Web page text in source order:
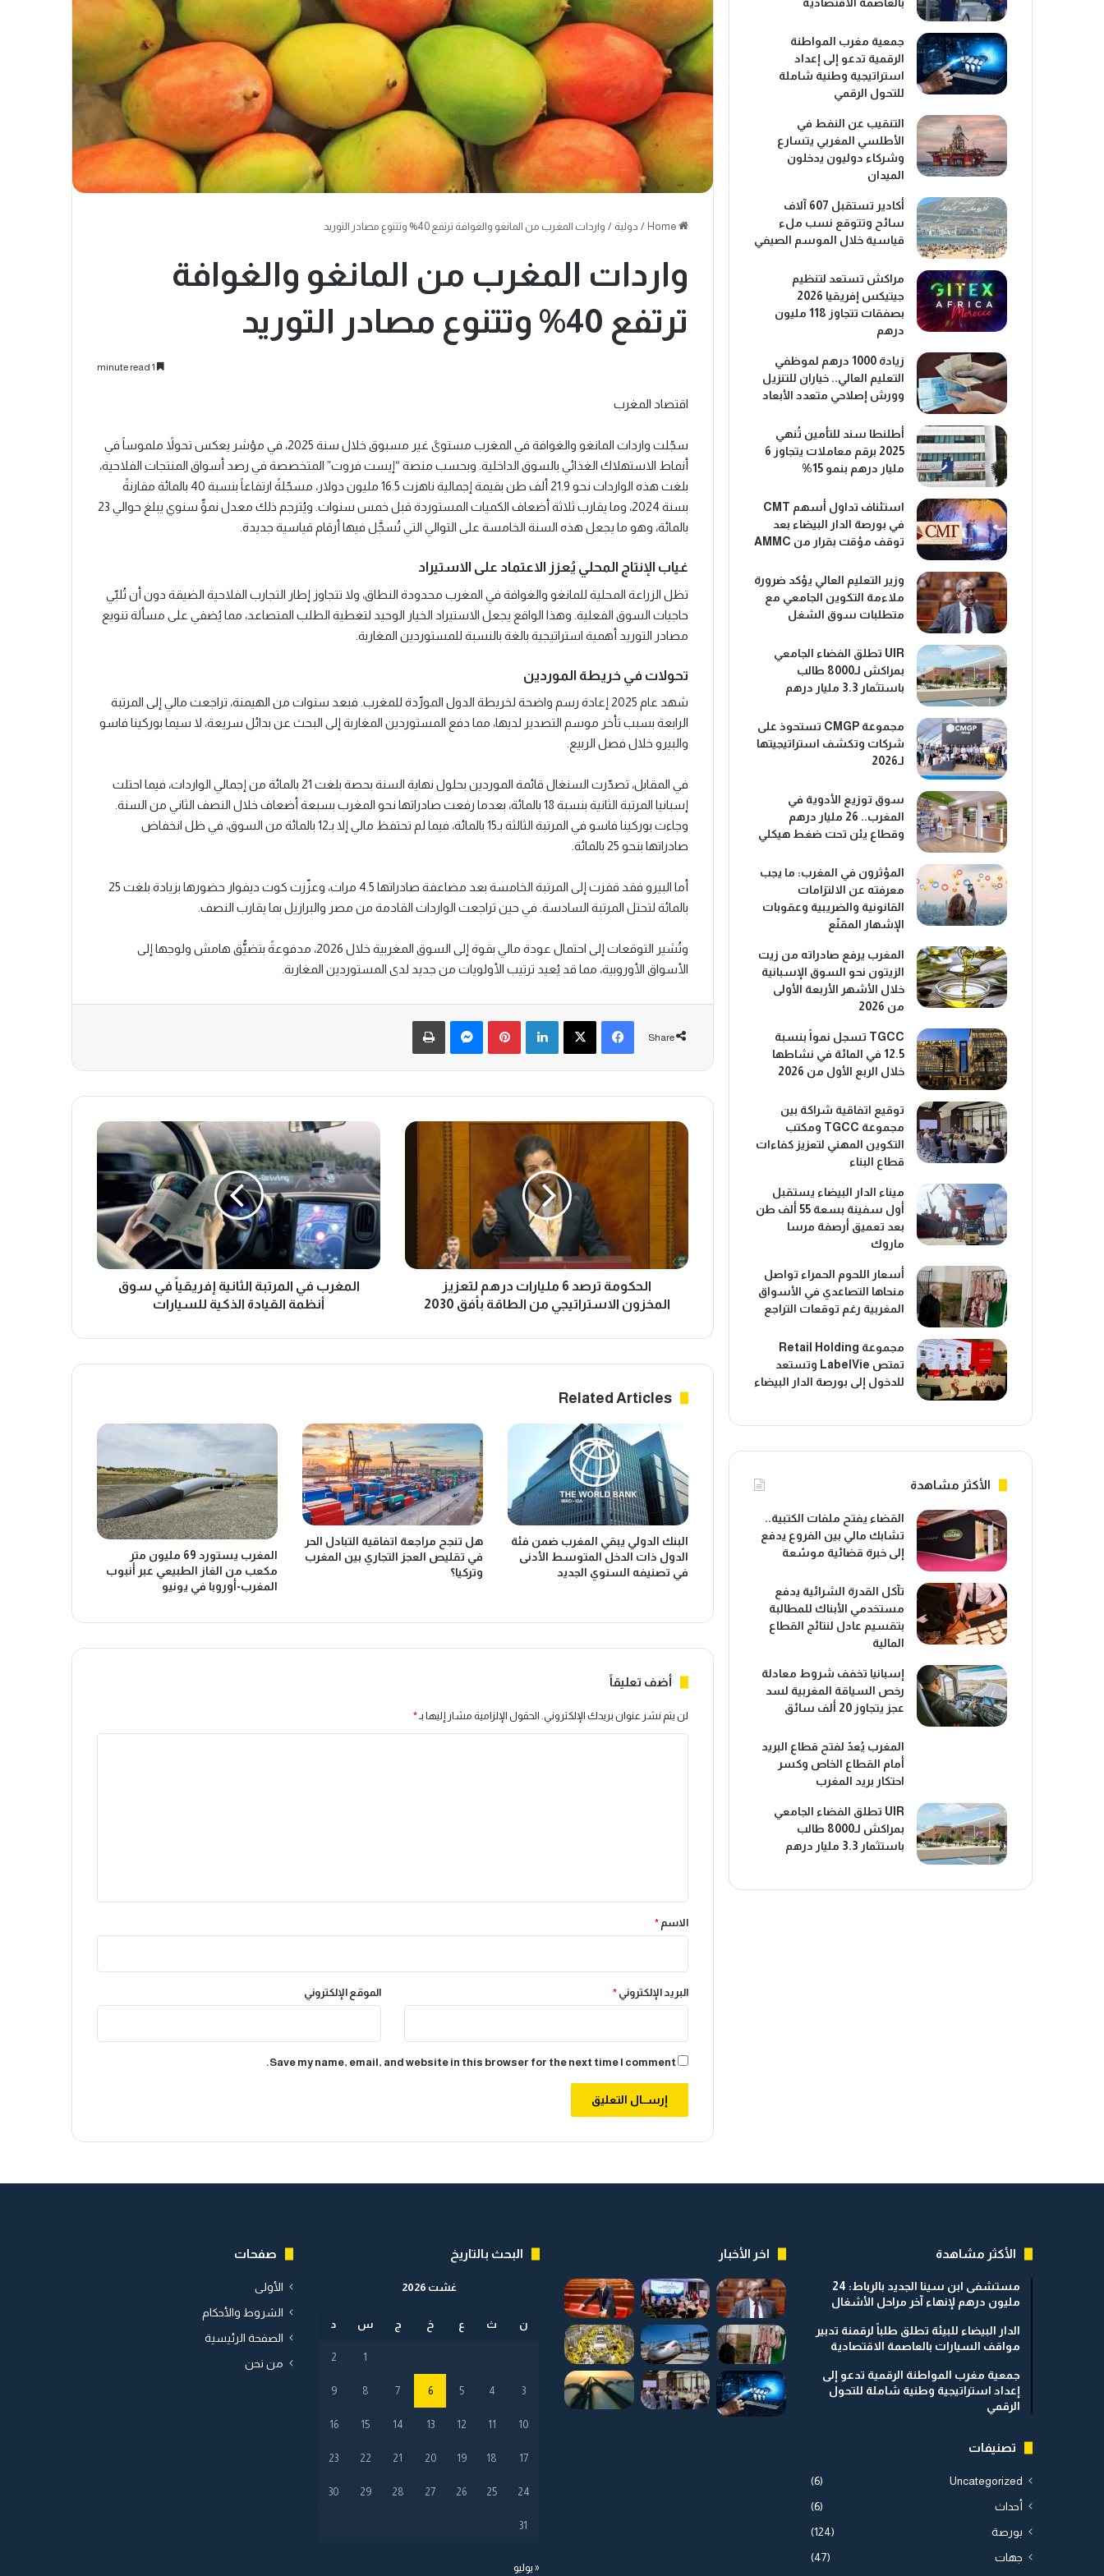
/ دولية / واردات المغرب من المانغو والغوافة ترتفع 40% وتتنوع مصادر التوريد
واردات المغرب من المانغو والغوافة
ترتفع 40% وتتنوع مصادر التوريد
اقتصاد المغرب
سجّلت واردات المانغو والغوافة في المغرب مستوىً غير مسبوق خلال سنة 2025، في مؤشر يعكس تحولاً ملموساً في
أنماط الاستهلاك الغذائي بالسوق الداخلية. وبحسب منصة “إيست فروت” المتخصصة في رصد أسواق المنتجات الفلاحية،
بلغت هذه الواردات نحو 21.9 ألف طن بقيمة إجمالية ناهزت 16.5 مليون دولار، مسجّلةً ارتفاعاً بنسبة 40 بالمائة مقارنةً
بسنة 2024، وما يقارب ثلاثة أضعاف الكميات المستوردة قبل خمس سنوات. ويُترجم ذلك معدل نموٍّ سنوي يبلغ حوالي 23
بالمائة، وهو ما يجعل هذه السنة الخامسة على التوالي التي تُسجَّل فيها أرقام قياسية جديدة.
غياب الإنتاج المحلي يُعزز الاعتماد على الاستيراد
تظل الزراعة المحلية للمانغو والغوافة في المغرب محدودة النطاق، ولا تتجاوز إطار التجارب الفلاحية الضيقة دون أن تُلبّي
حاجيات السوق الفعلية. وهذا الواقع يجعل الاستيراد الخيار الوحيد لتغطية الطلب المتصاعد، مما يُضفي على مسألة تنويع
مصادر التوريد أهمية استراتيجية بالغة بالنسبة للمستوردين المغاربة.
تحولات في خريطة الموردين
شهد عام 2025 إعادة رسم واضحة لخريطة الدول المورِّدة للمغرب. فبعد سنوات من الهيمنة، تراجعت مالي إلى المرتبة
الرابعة بسبب تأخر موسم التصدير لديها، مما دفع المستوردين المغاربة إلى البحث عن بدائل سريعة، لا سيما بوركينا فاسو
والبيرو خلال فصل الربيع.
في المقابل، تصدّرت السنغال قائمة الموردين بحلول نهاية السنة بحصة بلغت 21 بالمائة من إجمالي الواردات، فيما احتلت
إسبانيا المرتبة الثانية بنسبة 18 بالمائة، بعدما رفعت صادراتها نحو المغرب بسبعة أضعاف خلال النصف الثاني من السنة.
وجاءت بوركينا فاسو في المرتبة الثالثة بـ15 بالمائة، فيما لم تحتفظ مالي إلا بـ12 بالمائة من السوق، في ظل انخفاض
صادراتها بنحو 25 بالمائة.
أما البيرو فقد قفزت إلى المرتبة الخامسة بعد مضاعفة صادراتها 4.5 مرات، وعزّزت كوت ديفوار حضورها بزيادة بلغت 25
بالمائة لتحتل المرتبة السادسة. في حين تراجعت الواردات القادمة من مصر والبرازيل بما يقارب النصف.
وتُشير التوقعات إلى احتمال عودة مالي بقوة إلى السوق المغربية خلال 2026، مدفوعةً بتضيُّق هامش ولوجها إلى
الأسواق الأوروبية، مما قد يُعيد ترتيب الأولويات من جديد لدى المستوردين المغاربة.
Share
Facebook
X
LinkedIn
Pinterest
Messenger
Print
الحكومة
ترصد
مليارات
درهم
لتعزيز
المخزون
الاستراتيجي
من
بأفق
الحكومة ترصد 6 مليارات درهم لتعزيز
المخزون الاستراتيجي من الطاقة بأفق 2030
المغرب
المرتبة
الثانية
إفريقياً
في
سوق
أنظمة
القيادة
الذكيةالمغرب في المرتبة الثانية إفريقياً في سوق
أنظمة القيادة الذكية للسيارات
Related Articles
البنك الدولي يبقي المغرب ضمن فئة
الدول ذات الدخل المتوسط الأدنى
في تصنيفه السنوي الجديد
هل تنجح مراجعة اتفاقية التبادل الحر
في تقليص العجز التجاري بين المغرب
وتركيا؟
المغرب يستورد 69 مليون متر
مكعب من الغاز الطبيعي عبر أنبوب
المغرب-أوروبا في يونيو
أضف تعليقاً
لن يتم نشر عنوان بريدك الإلكتروني. الحقول الإلزامية مشار إليها بـ*
*
الاسم *
البريد الإلكتروني * الموقع الإلكتروني
Save my name, email, and website in this browser for the next time I comment.
جمعية مغرب المواطنة
الرقمية تدعو إلى إعداد
استراتيجية وطنية شاملة
للتحول الرقمي
التنقيب عن النفط في
الأطلسي المغربي يتسارع
وشركاء دوليون يدخلون
الميدان
أكادير تستقبل 607 آلاف
سائح وتتوقع نسب ملء
قياسية خلال الموسم الصيفي
مراكش تستعد لتنظيم
جيتيكس إفريقيا 2026
بصفقات تتجاوز 118 مليون
درهم
زيادة 1000 درهم لموظفي
التعليم العالي.. خياران للتنزيل
وورش إصلاحي متعدد الأبعاد
أطلنطا سند للتأمين تُنهي
2025 برقم معاملات يتجاوز 6
مليار درهم بنمو 15%
استئناف تداول أسهم CMT
في بورصة الدار البيضاء بعد
توقف مؤقت بقرار من AMMC
وزير التعليم العالي يؤكد ضرورة
ملاءمة التكوين الجامعي مع
متطلبات سوق الشغل
UIR تطلق الفضاء الجامعي
بمراكش لـ8000 طالب
باستثمار 3.3 مليار درهم
مجموعة CMGP تستحوذ على
شركات وتكشف استراتيجيتها
لـ2026
سوق توزيع الأدوية في
المغرب.. 26 مليار درهم
وقطاع يئن تحت ضغط هيكلي
المؤثرون في المغرب: ما يجب
معرفته عن الالتزامات
القانونية والضريبية وعقوبات
الإشهار المقنّع
المغرب يرفع صادراته من زيت
الزيتون نحو السوق الإسبانية
خلال الأشهر الأربعة الأولى
من 2026
TGCC تسجل نمواً بنسبة
12.5 في المائة في نشاطها
خلال الربع الأول من 2026
توقيع اتفاقية شراكة بين
مجموعة TGCC ومكتب
التكوين المهني لتعزيز كفاءات
قطاع البناء
ميناء الدار البيضاء يستقبل
أول سفينة بسعة 55 ألف طن
بعد تعميق أرصفة مرسا
ماروك
أسعار اللحوم الحمراء تواصل
منحاها التصاعدي في الأسواق
المغربية رغم توقعات التراجع
مجموعة Retail Holding
تمتص LabelVie وتستعد
للدخول إلى بورصة الدار البيضاء
الأكثر مشاهدة
القضاء يفتح ملفات الكتبية..
تشابك مالي بين الفروع يدفع
إلى خبرة قضائية موسّعة
تآكل القدرة الشرائية يدفع
مستخدمي الأبناك للمطالبة
بتقسيم عادل لنتائج القطاع
المالية
إسبانيا تخفف شروط معادلة
رخص السياقة المغربية لسد
عجز يتجاوز 20 ألف سائق
المغرب يُعدّ لفتح قطاع البريد
أمام القطاع الخاص وكسر
احتكار بريد المغرب
UIR تطلق الفضاء الجامعي
بمراكش لـ8000 طالب
باستثمار 3.3 مليار درهم
الأكثر مشاهدة
مستشفى ابن سينا الجديد بالرباط: 24
مليون درهم لإنهاء آخر مراحل الأشغال
الدار البيضاء للبيئة تطلق طلباً لرقمنة تدبير
مواقف السيارات بالعاصمة الاقتصادية
جمعية مغرب المواطنة الرقمية تدعو إلى
إعداد استراتيجية وطنية شاملة للتحول
الرقمي
تصنيفات
Uncategorized
(6)
أحداث (6)
بورصة (124)
جهات (47)
اخر الأخبار البحث بالتاريخ
غشت 2026
ن ث ع خ ج س د
1
2
3
4
5
6
7
8
9
10
11
12
13
14
15
16
17
18
19
20
21
22
23
24
25
26
27
28
29
30
31
« يوليو
صفحات
الأولى
الشروط والأحكام
الصفحة الرئيسية
من نحن